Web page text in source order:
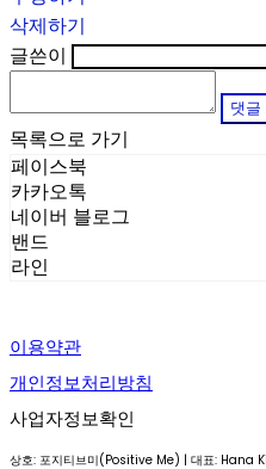
삭제하기
글쓴이
댓글
목록으로 가기
페이스북
카카오톡
네이버 블로그
밴드
라인
이용약관
개인정보처리방침
사업자정보확인
상호: 포지티브미(Positive Me) | 대표: Hana